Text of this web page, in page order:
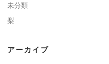
未分類
梨
アーカイブ